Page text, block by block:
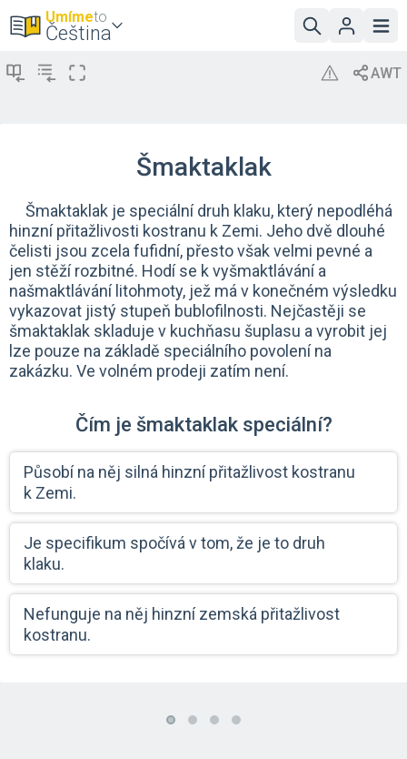
Umímeto
Čeština
Šmaktaklak
Šmaktaklak je speciální druh klaku, který nepodléhá
hinzní přitažlivosti kostranu k Zemi. Jeho dvě dlouhé
čelisti jsou zcela fufidní, přesto však velmi pevné a
jen stěží rozbitné. Hodí se k vyšmaktlávání a
našmaktlávání litohmoty, jež má v konečném výsledku
vykazovat jistý stupeň bublofilnosti. Nejčastěji se
šmaktaklak skladuje v kuchňasu šuplasu a vyrobit jej
lze pouze na základě speciálního povolení na
zakázku. Ve volném prodeji zatím není.
Čím je šmaktaklak speciální?
Působí na něj silná hinzní přitažlivost kostranu
k Zemi.
Je specifikum spočívá v tom, že je to druh
klaku.
Nefunguje na něj hinzní zemská přitažlivost
kostranu.